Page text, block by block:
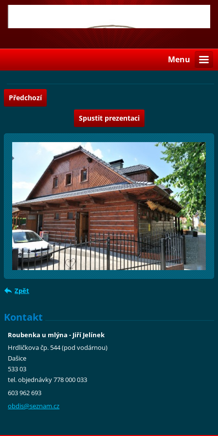
Menu
Předchozí
Spustit prezentaci
Zpět
Kontakt
Roubenka u mlýna - Jiří Jelínek
Hrdličkova čp. 544 (pod vodárnou)
Dašice
533 03
tel. objednávky 778 000 033
603 962 693
obdis@seznam.cz